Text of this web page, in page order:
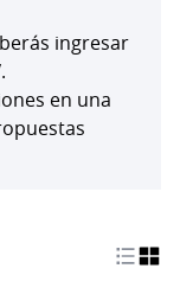
ingresar
.
en una